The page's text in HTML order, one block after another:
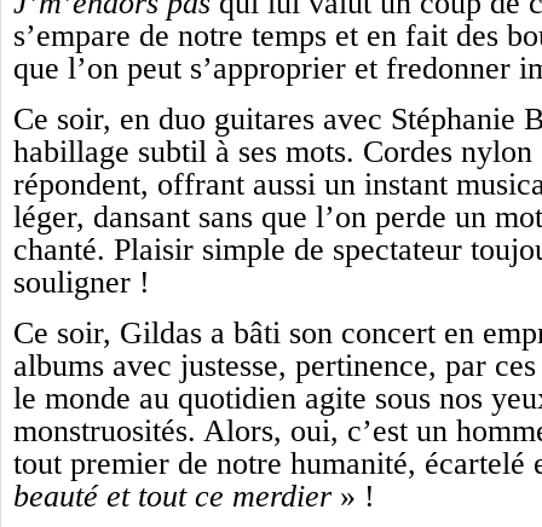
s’empare de notre temps et en fait des
que l’on peut s’approprier et fredonner
Ce soir, en duo guitares avec Stéphanie
habillage subtil à ses mots. Cordes nylon
répondent, offrant aussi un instant
léger, dansant sans que l’on perde un
chanté. Plaisir simple de spectateur
souligner !
Ce soir, Gildas a bâti son concert en
albums avec justesse, pertinence, par
le monde au quotidien agite sous nos
monstruosités. Alors, oui, c’est un
tout premier de notre humanité, écartelé
beauté et tout ce merdier » !